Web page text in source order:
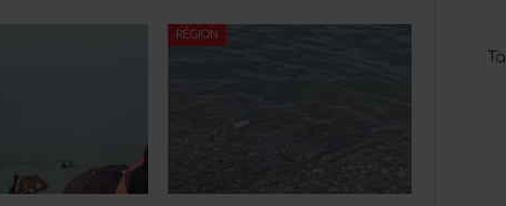
RÉGION